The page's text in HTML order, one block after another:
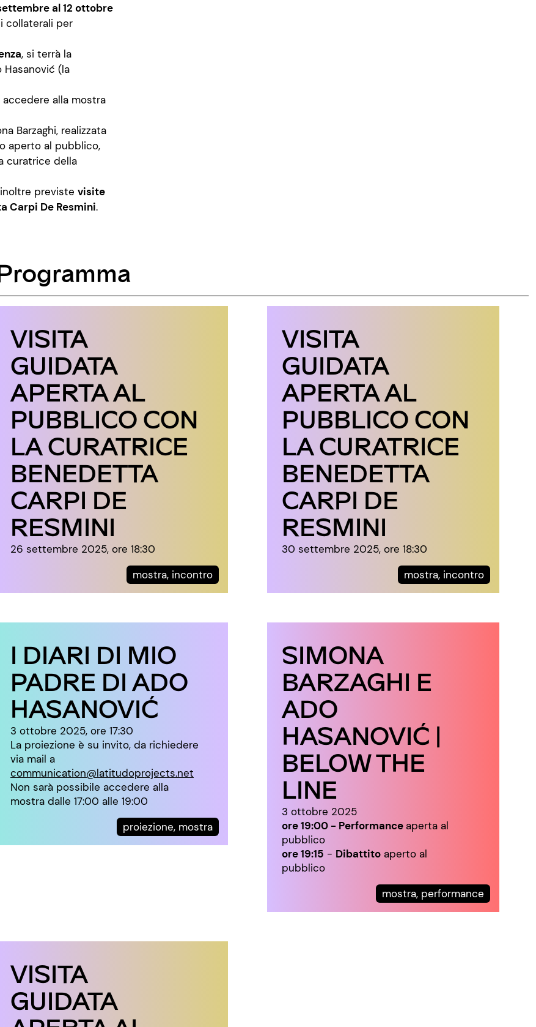
al 12 ottobre
collaterali per
, si terrà la
Hasanović (la
alla mostra
Barzaghi, realizzata
aperto al pubblico,
curatrice della
previste visite
Carpi De Resmini.
VISITA
GUIDATA
APERTA AL
PUBBLICO CON
LA CURATRICE
BENEDETTA
CARPI DE
RESMINI
26 settembre 2025, ore 18:30
mostra, incontro
VISITA
GUIDATA
APERTA AL
PUBBLICO CON
LA CURATRICE
BENEDETTA
CARPI DE
RESMINI
30 settembre 2025, ore 18:30
mostra, incontro
I DIARI DI MIO
PADRE DI ADO
HASANOVIĆ
3 ottobre 2025, ore 17:30
La proiezione è su invito, da richiedere
via mail a
communication@latitudoprojects.net
Non sarà possibile accedere alla
mostra dalle 17:00 alle 19:00
proiezione, mostra
SIMONA
BARZAGHI E
ADO
HASANOVIĆ |
BELOW THE
LINE
3 ottobre 2025
ore 19:00 - Performanceaperta al
pubblico
ore 19:15 - Dibattito aperto al
pubblico
mostra, performance
VISITA
GUIDATA